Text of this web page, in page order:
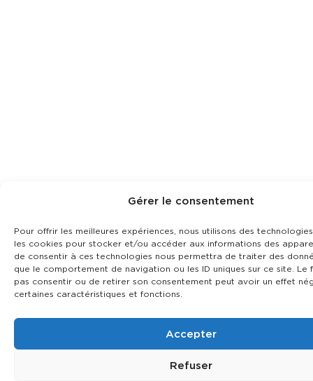
Gérer le consentement
Pour offrir les meilleures expériences, nous utilisons des
les cookies pour stocker et/ou accéder aux informations des
de consentir à ces technologies nous permettra de traiter des
que le comportement de navigation ou les ID uniques sur ce site. Le
pas consentir ou de retirer son consentement peut avoir un effet
certaines caractéristiques et fonctions.
Accepter
Refuser